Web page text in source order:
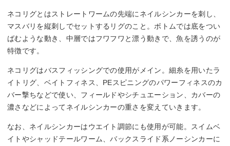
ネコリグとはストレートワームの先端にネイルシンカーを刺し、
マスバリを縦刺しでセットするリグのこと。ボトムでは底をつい
ばむような動き、中層ではフワフワと漂う動きで、魚を誘うのが
特徴です。
ネコリグはバスフィッシングでの使用がメイン。細糸を用いたラ
イトリグ、ベイトフィネス、PEスピニングのパワーフィネスのカ
バー撃ちなどで使い、フィールドやシチュエーション、カバーの
濃さなどによってネイルシンカーの重さを変えていきます。
なお、ネイルシンカーはウエイト調節にも使用が可能。スイムベ
イトやシャッドテールワーム、バックスライド系ノーシンカーに